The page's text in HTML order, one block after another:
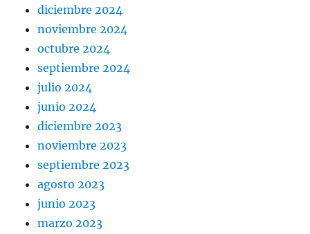
diciembre 2024
noviembre 2024
octubre 2024
septiembre 2024
julio 2024
junio 2024
diciembre 2023
noviembre 2023
septiembre 2023
agosto 2023
junio 2023
marzo 2023